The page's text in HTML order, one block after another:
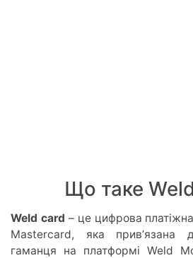
Що таке
Weld card – це цифрова
Mastercard, яка привʼязана
гаманця на платформі Weld